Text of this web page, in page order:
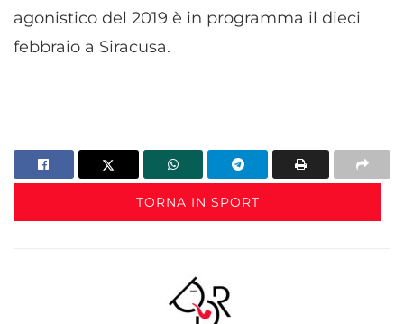
agonistico del 2019 è in programma il dieci
febbraio a Siracusa.
TORNA IN SPORT